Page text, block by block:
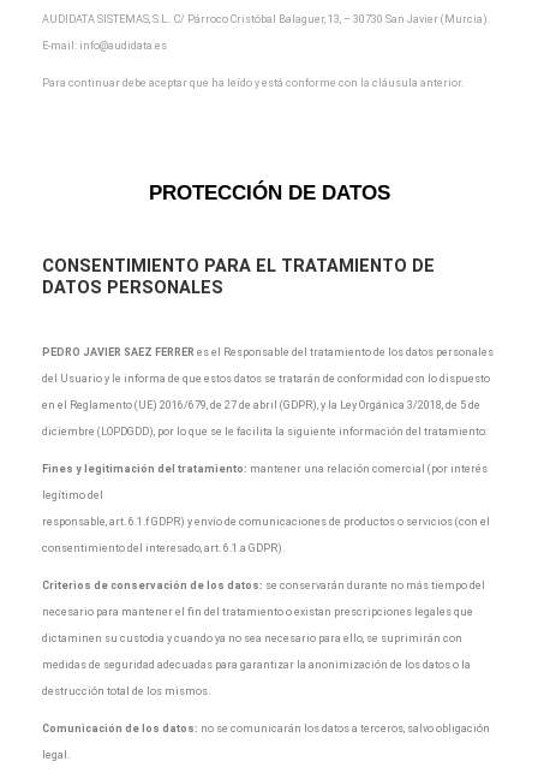
AUDIDATA SISTEMAS, S.L.. C/ Párroco Cristóbal Balaguer, 13, – 30730 San Javier (Murcia).
E-mail: info@audidata.es
Para continuar debe aceptar que ha leído y está conforme con la cláusula anterior.
PROTECCIÓN DE DATOS
CONSENTIMIENTO PARA EL TRATAMIENTO DE
DATOS PERSONALES
PEDRO JAVIER SAEZ FERRER es el Responsable del tratamiento de los datos personales
del Usuario y le informa de que estos datos se tratarán de conformidad con lo dispuesto
en el Reglamento (UE) 2016/679, de 27 de abril (GDPR), y la Ley Orgánica 3/2018, de 5 de
diciembre (LOPDGDD), por lo que se le facilita la siguiente información del tratamiento:
Fines y legitimación del tratamiento: mantener una relación comercial (por interés
legítimo del
responsable, art. 6.1.f GDPR) y envío de comunicaciones de productos o servicios (con el
consentimiento del interesado, art. 6.1.a GDPR).
Criterios de conservación de los datos: se conservarán durante no más tiempo del
necesario para mantener el fin del tratamiento o existan prescripciones legales que
dictaminen su custodia y cuando ya no sea necesario para ello, se suprimirán con
medidas de seguridad adecuadas para garantizar la anonimización de los datos o la
destrucción total de los mismos.
Comunicación de los datos: no se comunicarán los datos a terceros, salvo obligación
legal.